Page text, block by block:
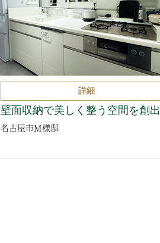
詳細
壁面収納で美しく整う空間を創出
名古屋市M様邸